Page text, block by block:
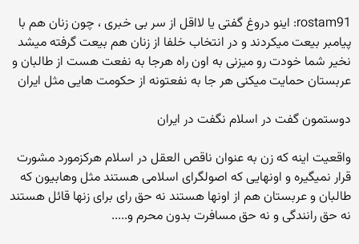
rostam91: اینو دروغ گفتی یا لااقل از سر بی خبری ، چون زنان هم با
پیامبر بیعت میکردند و در انتخاب خلفا از زنان هم بیعت گرفته میشد
نخیر شما خودت رو میزنی به اون راه هرجا به نفعت هست از طالبان و
عربستان حمایت میکنی هر جا به نفعتونه از حکومت هایی مثل ایران
دوستمون گفت در اسلام نگفت در ایران
واقعیت اینه که زن به عنوان ناقص العقل در اسلام هرکزمورد مشورت
قرار نمیگیره و اونهایی که اصولگرای اسلامی هستند مثل وهابیون که
طالبان و عربستان هم از اونها هستند نه حق رای برای زنها قائل هستند
نه حق رانندگی و نه حق مسافرت بدون محرم و.....